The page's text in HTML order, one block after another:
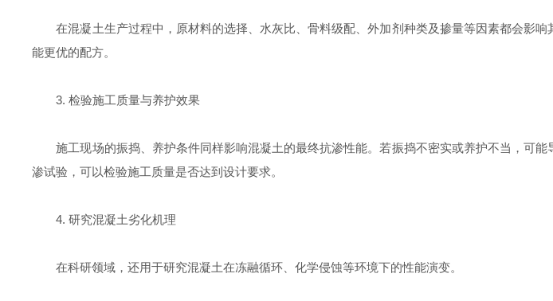
在混凝土生产过程中，原材料的选择、水灰比、骨料级配、外加剂种类及掺量等因素都会影响
能更优的配方。
3. 检验施工质量与养护效果
施工现场的振捣、养护条件同样影响混凝土的最终抗渗性能。若振捣不密实或养护不当，可
渗试验，可以检验施工质量是否达到设计要求。
4. 研究混凝土劣化机理
在科研领域，还用于研究混凝土在冻融循环、化学侵蚀等环境下的性能演变。